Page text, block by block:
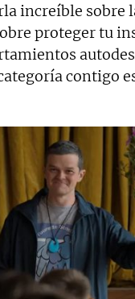
increíble sobre
proteger tu
contigo